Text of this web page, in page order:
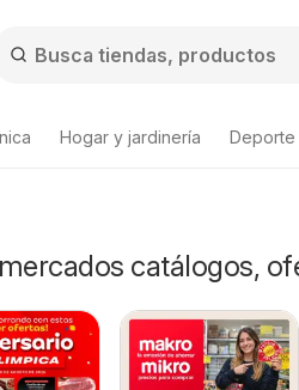
Hogar y jardinería Deporte
catálogos,